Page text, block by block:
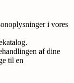
i vores
af dine
til en